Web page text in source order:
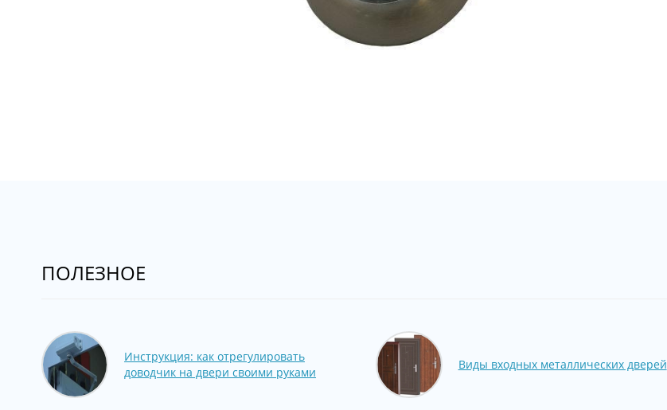
ПОЛЕЗНОЕ
Инструкция: как отрегулировать
доводчик на двери своими руками
Виды входных металлических дверей